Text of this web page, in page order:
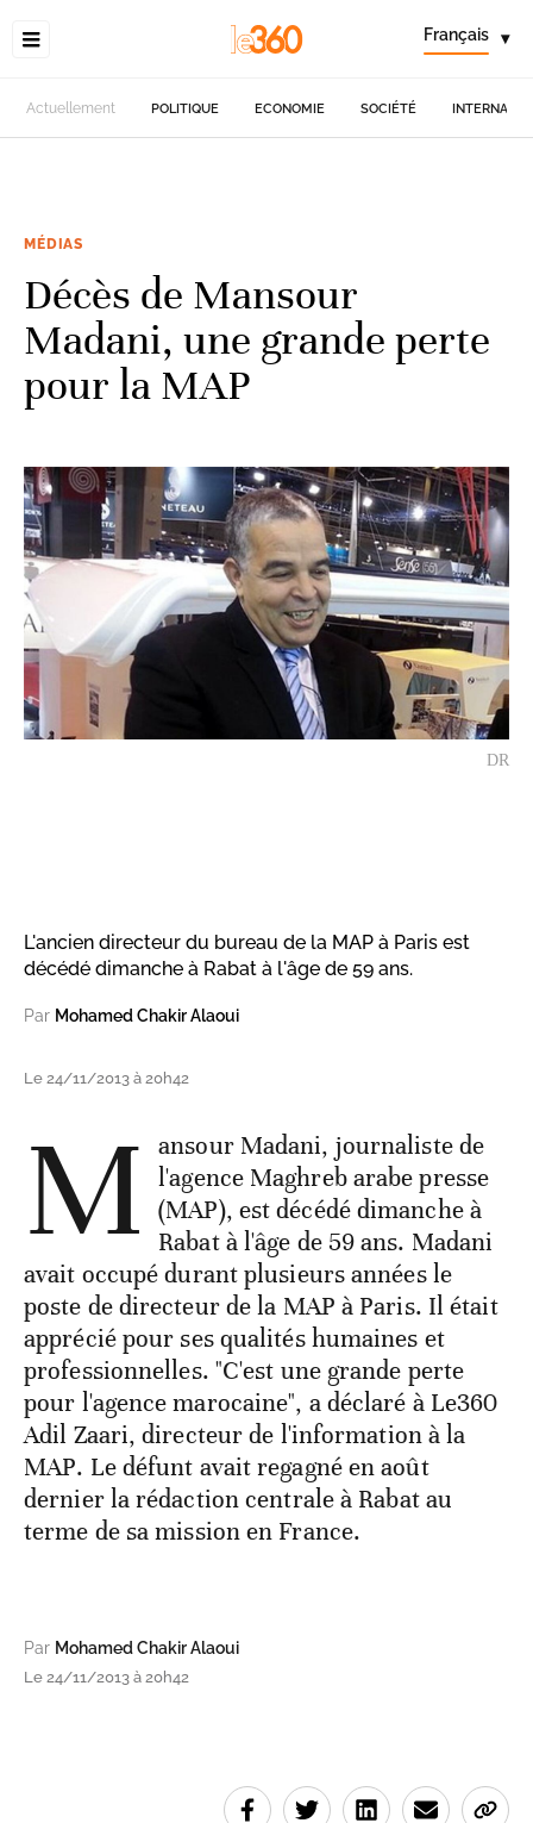
Français ▾
Actuellement POLITIQUE ECONOMIE SOCIÉTÉ
MÉDIAS
Décès de Mansour
Madani, une grande perte
pour la MAP
DR
L'ancien directeur du bureau de la MAP à Paris est
décédé dimanche à Rabat à l'âge de 59 ans.
Par Mohamed Chakir Alaoui
Le 24/11/2013 à 20h42
M
ansour Madani, journaliste de
l'agence Maghreb arabe presse
(MAP), est décédé dimanche à
Rabat à l'âge de 59 ans. Madani
avait occupé durant plusieurs années le
poste de directeur de la MAP à Paris. Il était
apprécié pour ses qualités humaines et
professionnelles. "C'est une grande perte
pour l'agence marocaine", a déclaré à Le360
Adil Zaari, directeur de l'information à la
MAP. Le défunt avait regagné en août
dernier la rédaction centrale à Rabat au
terme de sa mission en France.
Par Mohamed Chakir Alaoui
Le 24/11/2013 à 20h42